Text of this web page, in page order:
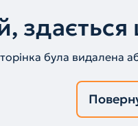
була видалена